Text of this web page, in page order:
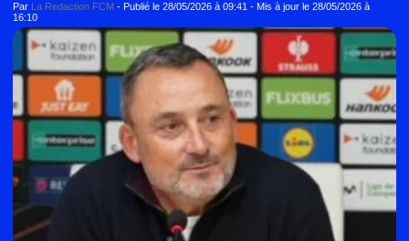
Par La Redaction FCM - Publié le 28/05/2026 à 09:41 - Mis à jour le 28/05/2026 à
16:10